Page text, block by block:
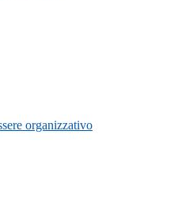
organizzativo